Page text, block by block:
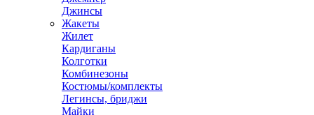
Джинсы
Жакеты
Жилет
Кардиганы
Колготки
Комбинезоны
Костюмы/комплекты
Легинсы, бриджи
Майки